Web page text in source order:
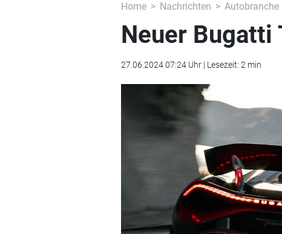
Home Nachrichten Autobranche
Neuer Bugatti
27.06.2024 07:24 Uhr | Lesezeit: 2 min